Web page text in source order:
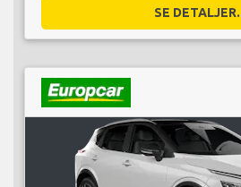
SE